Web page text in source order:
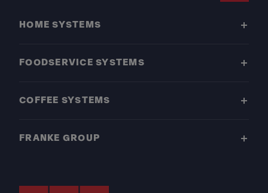
HOME SYSTEMS
FOODSERVICE SYSTEMS
COFFEE SYSTEMS
FRANKE GROUP